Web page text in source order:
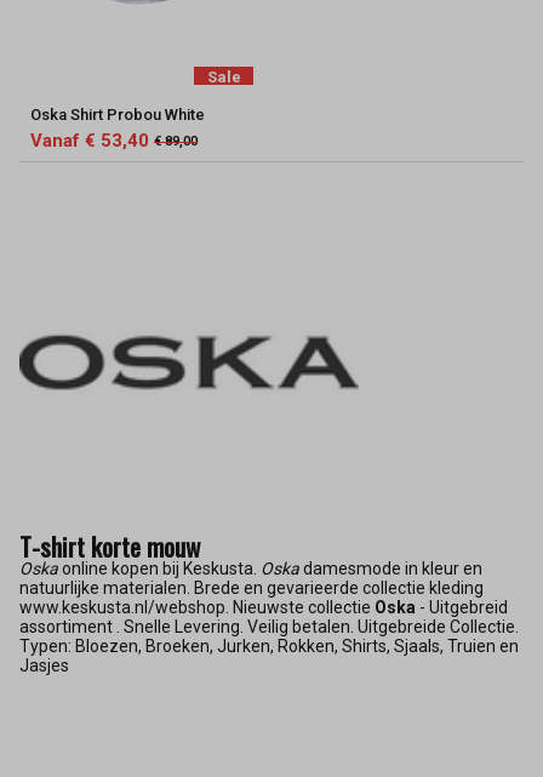
Sale
Oska Shirt Probou White
Vanaf € 53,40 € 89,00
T-shirt korte mouw
Oskaonline kopen bij Keskusta. Oskadamesmode in kleur en
natuurlijke materialen. Brede en gevarieerde collectie kleding
www.keskusta.nl/webshop. Nieuwste collectie Oska - Uitgebreid
assortiment . Snelle Levering. Veilig betalen. Uitgebreide Collectie.
Typen: Bloezen, Broeken, Jurken, Rokken, Shirts, Sjaals, Truien en
Jasjes